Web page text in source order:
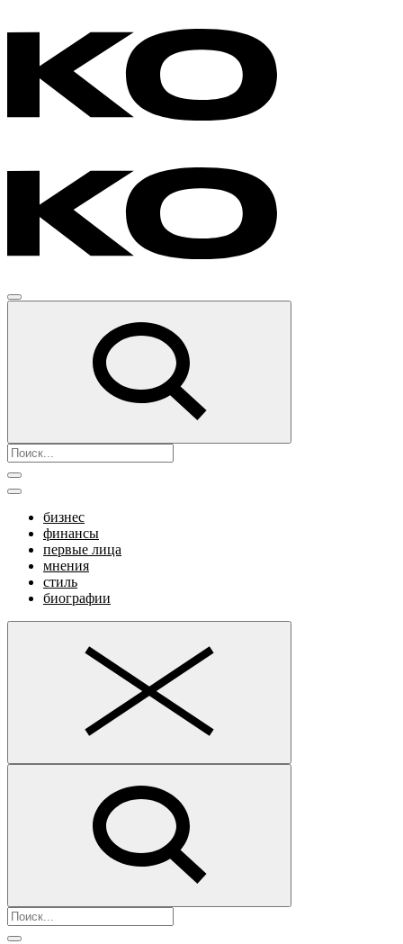
бизнес
финансы
первые лица
мнения
стиль
биографии